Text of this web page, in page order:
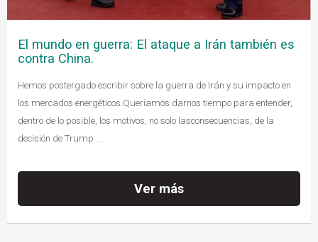
El mundo en guerra: El ataque a Irán también es
contra China.
Hemos postergado escribir sobre la guerra de Irán y su impacto en
los mercados energéticos.Queríamos darnos tiempo para entender,
dentro de lo posible, los motivos, no solo lasconsecuencias, de la
decisión de Trump ...
Ver más